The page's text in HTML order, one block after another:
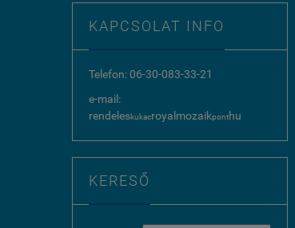
KAPCSOLAT INFO
Telefon: 06-30-083-33-21
e-mail:
rendeleskukacroyalmozaikponthu
KERESŐ